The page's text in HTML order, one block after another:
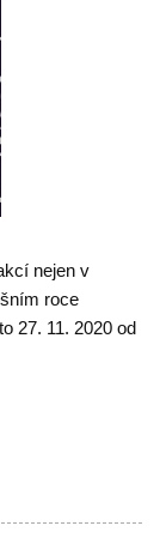
nejen v
roce
27. 11. 2020 od